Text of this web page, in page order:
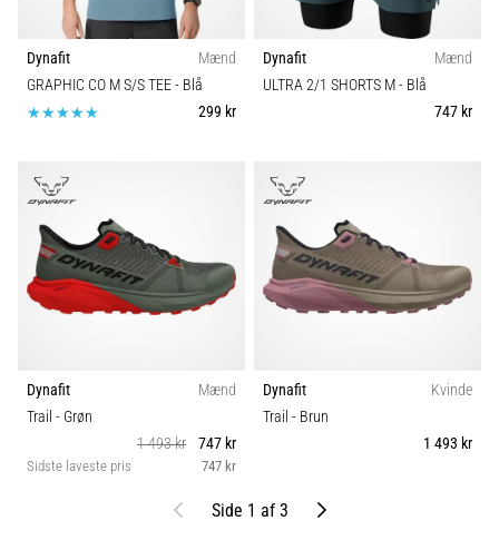
Dynafit
Mænd
GRAPHIC CO M S/S TEE- Blå
299 kr
Dynafit
Mænd
ULTRA 2/1 SHORTS M- Blå
747 kr
Dynafit
Mænd
Trail - Grøn
1 493 kr
747 kr
Sidste laveste pris 747 kr
Dynafit
Kvinde
Trail - Brun
1 493 kr
TidligereSide 1 af 3 Næste